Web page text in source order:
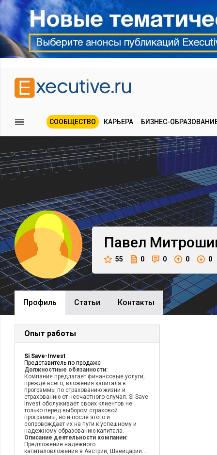
СООБЩЕСТВО КАРЬЕРА БИЗНЕС-
Павел
55 0 0 0 0
Профиль Cтатьи Контакты
Опыт работы
Si Save-Invest
Представитель по продаже
Должностные обязанности:
Компания предлагает финансовые услуги,
прежде всего, вложения капитала в
программы по страхованию жизни и
страхованию от несчастного случая. SI Save-
Invest обслуживает своих клиентов не
только перед выбором страховой
программы, но и после этого и
сопровождает их на пути к успешному и
надежному образованию капитала.
Описание деятельности компании:
Предложение надежного
капиталовложения в Австрии, Швейцарии...